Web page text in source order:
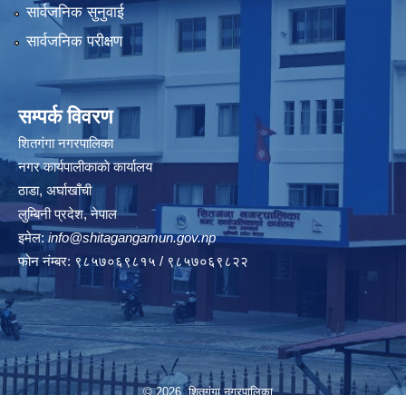
सार्वजनिक सुनुवाई
सार्वजनिक परीक्षण
सम्पर्क विवरण
शितगंगा नगरपालिका
नगर कार्यपालीकाकाे कार्यालय
ठाडा, अर्घाखाँची
लुम्बिनी प्रदेश, नेपाल
इमेल: info@shitagangamun.gov.np
फोन नंम्बर: ९८५७०६९८१५ / ९८५७०६९८२२
© 2026 शितगंगा नगरपालिका